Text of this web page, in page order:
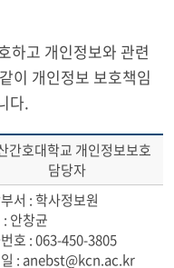
하고 개인정보와 관련
이 개인정보 보호책임
다.
간호대학교 개인정보보호
담당자
서 : 학사정보원
안창균
호 : 063-450-3805
: anebst@kcn.ac.kr